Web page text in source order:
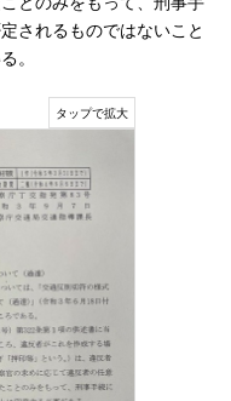
されるものではないこと
。